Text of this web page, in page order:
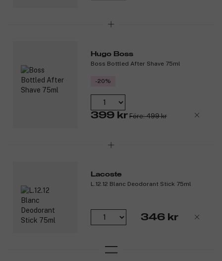
Hugo Boss
Boss Bottled After Shave 75ml
-20%
399 kr Före: 499 kr
Lacoste
L.12.12 Blanc Deodorant Stick 75ml
346 kr